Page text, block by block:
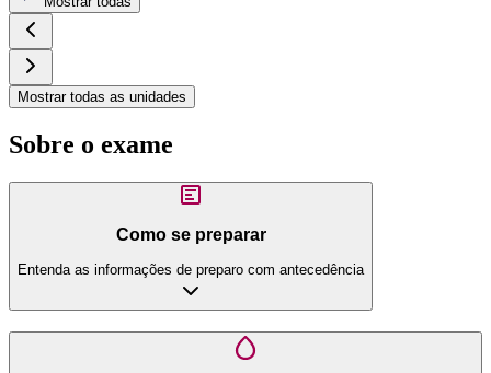
Mostrar todas as unidades
Sobre o exame
Como se preparar
Entenda as informações de preparo com antecedência